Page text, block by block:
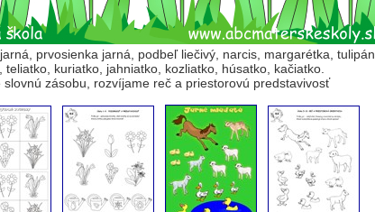
prvosienka jarná, podbeľ liečivý, narcis, margarétka, tulipán.
kuriatko, jahniatko, kozliatko, húsatko, kačiatko.
zásobu, rozvíjame reč a priestorovú predstavivosť